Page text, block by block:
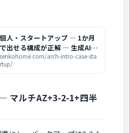
個人・スタートアップ ― 1か月
で出せる構成が正解 ― 生成AI時
代のアーキテクチャ超入門
senkohome.com/arch-intro-case-sta
rtup/
マルチAZ+3-2-1+四半